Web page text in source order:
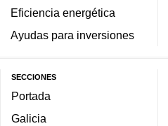
Eficiencia energética
Ayudas para inversiones
SECCIONES
Portada
Galicia